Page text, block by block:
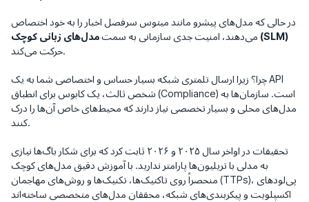
در حالی که مدل‌های پیشرو مانند میتوس سرفصل اخبار را به خود اختصاص
می‌دهند، امنیت جدی سازمانی به سمت مدل‌های زبانی کوچک (SLM)
حرکت می‌کند.
چرا؟ زیرا ارسال تلمتری شبکه بسیار حساس و اختصاصی شما به یک API
شخص ثالث، یک کابوس برای انطباق (Compliance) است. سازمان‌ها به
مدل‌های محلی و بسیار تخصصی نیاز دارند که محیط‌های خاص آن‌ها را درک
کنند.
تحقیقات در اواخر سال ۲۰۲۵ و ۲۰۲۶ ثابت کرد که برای شکار باگ‌ها نیازی
به مدلی با تریلیون‌ها پارامتر ندارید. با آموزش دقیق مدل‌های کوچک
منحصراً روی تاکتیک‌ها، تکنیک‌ها و روش‌های مهاجمان (TTPs)، پی‌لودهای
اکسپلویت و پیکربندی‌های شبکه، محققان مدل‌های متخصصی ساخته‌اند